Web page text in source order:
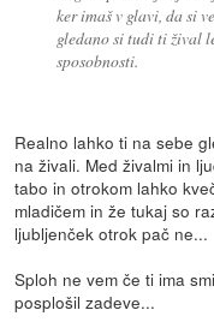
ker imaš v glavi, da si
gledano si tudi ti žival
sposobnosti.
Realno lahko ti na sebe
na živali. Med živalmi in
tabo in otrokom lahko
mladičem in že tukaj so
ljubljenček otrok pač ne...
Sploh ne vem če ti ima
posplošil zadeve...